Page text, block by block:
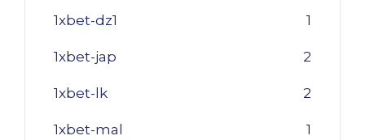
1xbet-dz1 1
1xbet-jap 2
1xbet-lk 2
1xbet-mal 1